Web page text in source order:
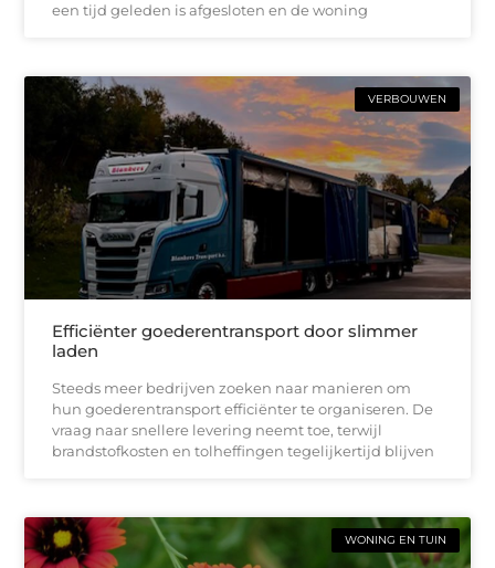
een tijd geleden is afgesloten en de woning
VERBOUWEN
Efficiënter goederentransport door slimmer
laden
Steeds meer bedrijven zoeken naar manieren om
hun goederentransport efficiënter te organiseren. De
vraag naar snellere levering neemt toe, terwijl
brandstofkosten en tolheffingen tegelijkertijd blijven
WONING EN TUIN